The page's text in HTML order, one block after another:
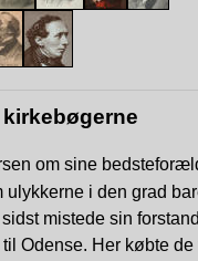
om sine
i den grad
mistede sin
Odense. Her købte de